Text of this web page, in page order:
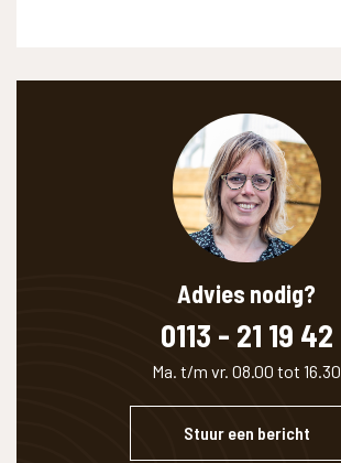
Advies nodig?
0113 - 21 19 42
Ma. t/m vr. 08.00 tot 16.30
Stuur een bericht